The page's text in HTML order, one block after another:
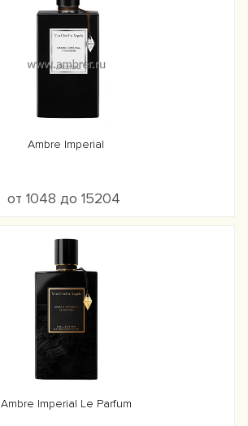
Ambre Imperial
от 1048 до 15204
Ambre Imperial Le Parfum